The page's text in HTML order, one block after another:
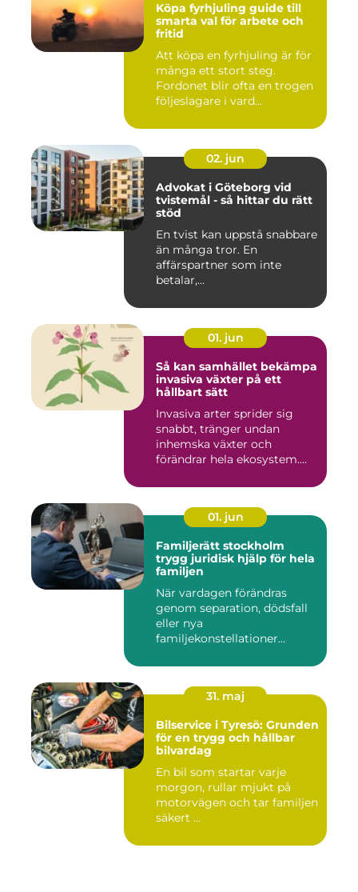
Köpa fyrhjuling guide till
smarta val för arbete och
fritid
Att köpa en fyrhjuling är för
många ett stort steg.
Fordonet blir ofta en trogen
följeslagare i vard...
02. jun
Advokat i Göteborg vid
tvistemål - så hittar du rätt
stöd
En tvist kan uppstå snabbare
än många tror. En
affärspartner som inte
betalar,...
01. jun
Så kan samhället bekämpa
invasiva växter på ett
hållbart sätt
Invasiva arter sprider sig
snabbt, tränger undan
inhemska växter och
förändrar hela ekosystem.
01. jun
Familjerätt stockholm
trygg juridisk hjälp för hela
familjen
När vardagen förändras
genom separation, dödsfall
eller nya
familjekonstellationer
31. maj
Bilservice i Tyresö: Grunden
för en trygg och hållbar
bilvardag
En bil som startar varje
morgon, rullar mjukt på
motorvägen och tar familjen
säkert ...